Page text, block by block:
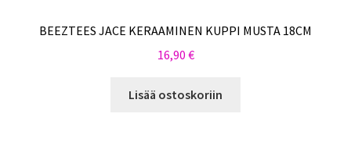
BEEZTEES JACE KERAAMINEN KUPPI MUSTA 18CM
16,90 €
Lisää ostoskoriin